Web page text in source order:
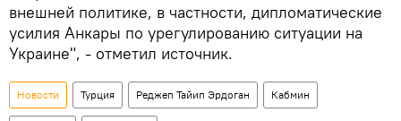
внешней политике, в частности, дипломатические
усилия Анкары по урегулированию ситуации на
Украине", - отметил источник.
Новости Турция Реджеп Тайип Эрдоган Кабмин